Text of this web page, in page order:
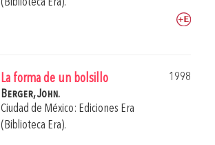
(Biblioteca Era).
La forma de un bolsillo
1998
Berger, John.
Ciudad de México: Ediciones Era
(Biblioteca Era).